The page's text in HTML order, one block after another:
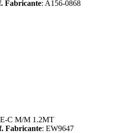
Fabricante: A156-0868
C M/M 1.2MT
Fabricante: EW9647